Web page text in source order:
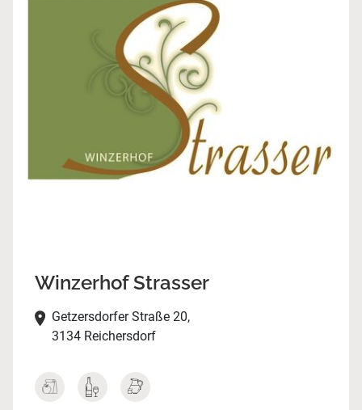
Winzerhof Strasser
Getzersdorfer Straße 20,
3134 Reichersdorf